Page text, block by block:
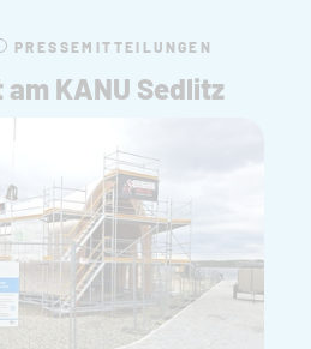
PRESSEMITTEILUNGEN
KANU Sedlitz